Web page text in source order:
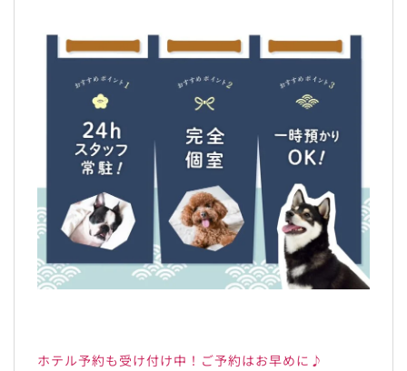
ホテル予約も受け付け中！ご予約はお早めに♪